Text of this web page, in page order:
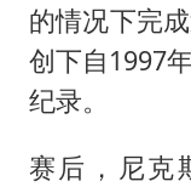
的情况下完
创下自1997
纪录。
赛后，尼克